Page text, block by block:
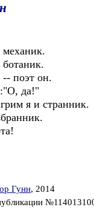
механик.
ботаник.
-- поэт он.
да!"
я и странник.
Гунн, 2014